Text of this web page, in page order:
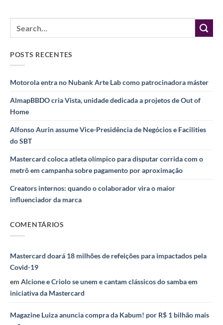
POSTS RECENTES
Motorola entra no Nubank Arte Lab como patrocinadora máster
AlmapBBDO cria Vista, unidade dedicada a projetos de Out of
Home
Alfonso Aurin assume Vice-Presidência de Negócios e Facilities
do SBT
Mastercard coloca atleta olímpico para disputar corrida com o
metrô em campanha sobre pagamento por aproximação
Creators internos: quando o colaborador vira o maior
influenciador da marca
COMENTÁRIOS
Mastercard doará 18 milhões de refeições para impactados pela
Covid-19
em Alcione e Criolo se unem e cantam clássicos do samba em
iniciativa da Mastercard
Magazine Luiza anuncia compra da Kabum! por R$ 1 bilhão mais